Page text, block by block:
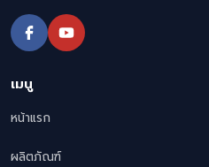
เมนู
หน้าแรก
ผลิตภัณฑ์